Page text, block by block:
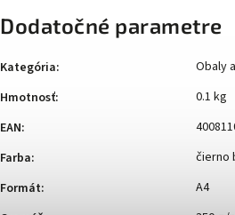
Dodatočné parametre
Kategória:
Obaly
Hmotnosť:
0.1 kg
EAN:
Farba:
čierno
Formát:
A4